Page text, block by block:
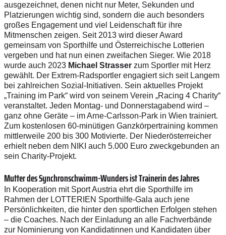
ausgezeichnet, denen nicht nur Meter, Sekunden und
Platzierungen wichtig sind, sondern die auch besonders
großes Engagement und viel Leidenschaft für ihre
Mitmenschen zeigen. Seit 2013 wird dieser Award
gemeinsam von Sporthilfe und Österreichische Lotterien
vergeben und hat nun einen zweifachen Sieger. Wie 2018
wurde auch 2023 Michael Strasser zum Sportler mit Herz
gewählt. Der Extrem-Radsportler engagiert sich seit Langem
bei zahlreichen Sozial-Initiativen. Sein aktuelles Projekt
„Training im Park“ wird von seinem Verein „Racing 4 Charity“
veranstaltet. Jeden Montag- und Donnerstagabend wird –
ganz ohne Geräte – im Arne-Carlsson-Park in Wien trainiert.
Zum kostenlosen 60-minütigen Ganzkörpertraining kommen
mittlerweile 200 bis 300 Motivierte. Der Niederösterreicher
erhielt neben dem NIKI auch 5.000 Euro zweckgebunden an
sein Charity-Projekt.
Mutter des Synchronschwimm-Wunders ist Trainerin des Jahres
In Kooperation mit Sport Austria ehrt die Sporthilfe im
Rahmen der LOTTERIEN Sporthilfe-Gala auch jene
Persönlichkeiten, die hinter den sportlichen Erfolgen stehen
– die Coaches. Nach der Einladung an alle Fachverbände
zur Nominierung von Kandidatinnen und Kandidaten über